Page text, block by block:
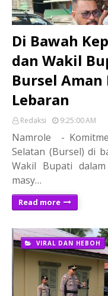
Di Bawah
dan Wakil
Bursel Aman
Lebaran
Redaksi 9:25:00 AM
Namrole -
Selatan (Bursel) di
Wakil Bupati
masy…
Read more
VIRAL DAN HEBOH